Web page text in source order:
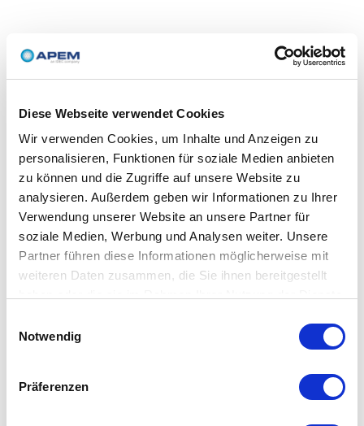
Diese Webseite verwendet Cookies
Wir verwenden Cookies, um Inhalte und Anzeigen zu
personalisieren, Funktionen für soziale Medien anbieten
zu können und die Zugriffe auf unsere Website zu
analysieren. Außerdem geben wir Informationen zu Ihrer
Verwendung unserer Website an unsere Partner für
soziale Medien, Werbung und Analysen weiter. Unsere
Partner führen diese Informationen möglicherweise mit
weiteren Daten zusammen, die Sie ihnen bereitgestellt
Notwendig
Präferenzen